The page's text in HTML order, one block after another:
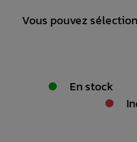
Vous pouvez
En stock